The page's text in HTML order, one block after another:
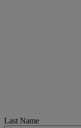
Last Name